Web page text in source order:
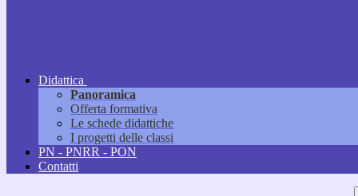
Didattica
Panoramica
Offerta formativa
Le schede didattiche
I progetti delle classi
PN - PNRR - PON
Contatti